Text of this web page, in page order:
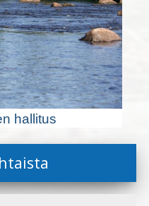
hallitus